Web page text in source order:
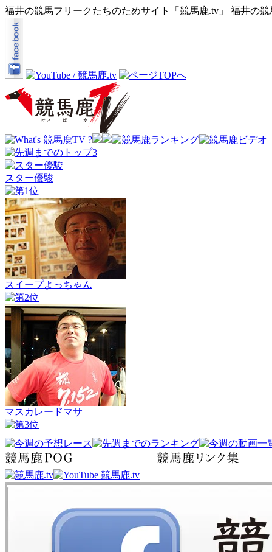
福井の競馬フリークたちのためサイト「競馬鹿.tv」 福井の
スター優駿
スイープよっちゃん
マスカレードマサ